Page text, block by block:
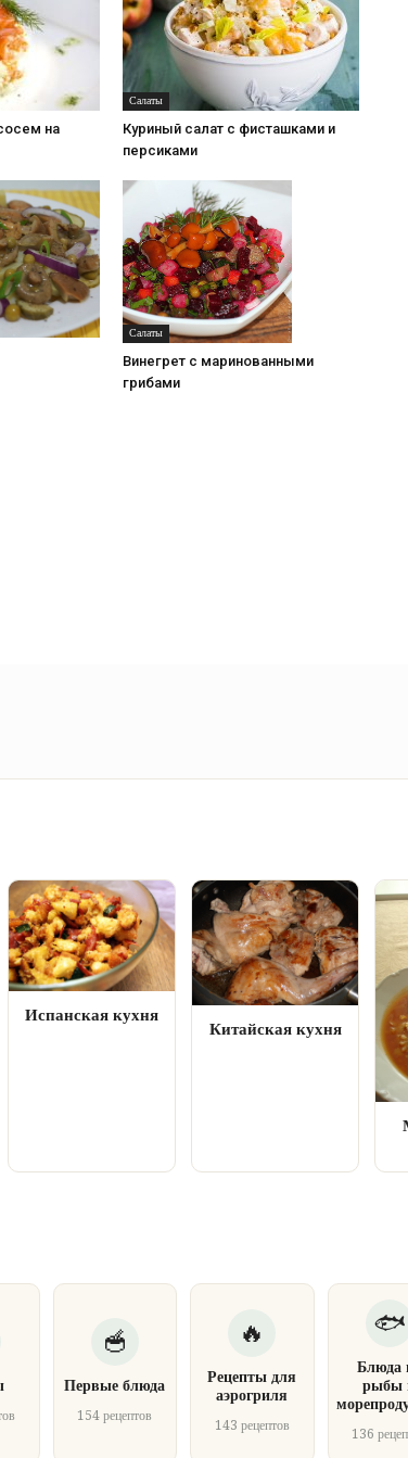
на
Салаты
Куриный салат с фисташками и
персиками
Салаты
Винегрет с маринованными
грибами
Испанская кухня
Китайская кухня
Первые блюда
154 рецептов
Рецепты для
аэрогриля
143 рецептов
Блюда
рыбы
136